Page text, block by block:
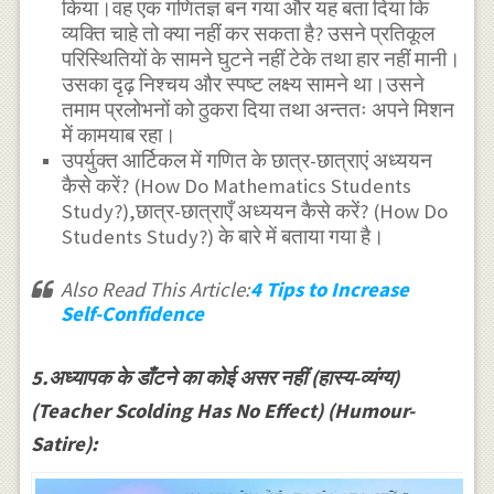
किया।वह एक गणितज्ञ बन गया और यह बता दिया कि
व्यक्ति चाहे तो क्या नहीं कर सकता है? उसने प्रतिकूल
परिस्थितियों के सामने घुटने नहीं टेके तथा हार नहीं मानी।
उसका दृढ़ निश्चय और स्पष्ट लक्ष्य सामने था।उसने
तमाम प्रलोभनों को ठुकरा दिया तथा अन्ततः अपने मिशन
में कामयाब रहा।
उपर्युक्त आर्टिकल में गणित के छात्र-छात्राएं अध्ययन
कैसे करें? (How Do Mathematics Students
Study?),छात्र-छात्राएँ अध्ययन कैसे करें? (How Do
Students Study?) के बारे में बताया गया है।
Also Read This Article:4 Tips to Increase
Self-Confidence
5.अध्यापक के डाँटने का कोई असर नहीं (हास्य-व्यंग्य)
(Teacher Scolding Has No Effect) (Humour-
Satire):